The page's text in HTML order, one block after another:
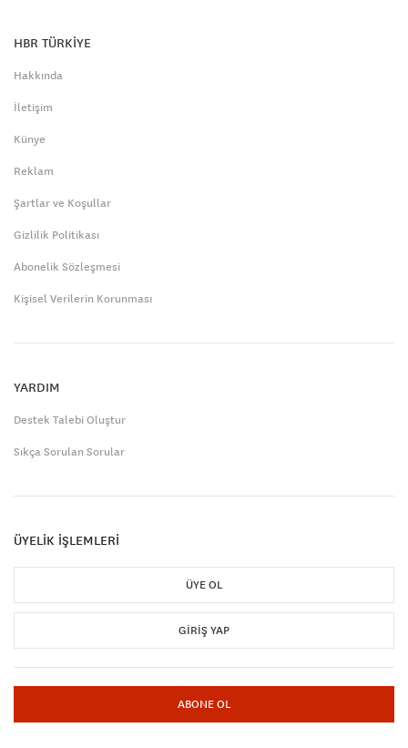
HBR TÜRKİYE
Hakkında
İletişim
Künye
Reklam
Şartlar ve Koşullar
Gizlilik Politikası
Abonelik Sözleşmesi
Kişisel Verilerin Korunması
YARDIM
Destek Talebi Oluştur
Sıkça Sorulan Sorular
ÜYELİK İŞLEMLERİ
ÜYE OL
GIRIŞ YAP
ABONE OL